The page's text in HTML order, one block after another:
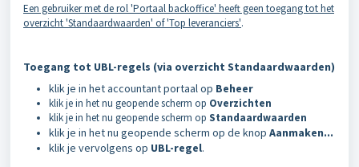
Een gebruiker met de rol 'Portaal backoffice' heeft geen toegang tot het
overzicht 'Standaardwaarden' of 'Top leveranciers'.
Toegang tot UBL-regels (via overzicht Standaardwaarden)
klik je in het accountant portaal op Beheer
klik je in het nu geopende scherm op Overzichten
klik je in het nu geopende scherm op Standaardwaarden
klik je in het nu geopende scherm op de knop Aanmaken...
klik je vervolgens op UBL-regel.